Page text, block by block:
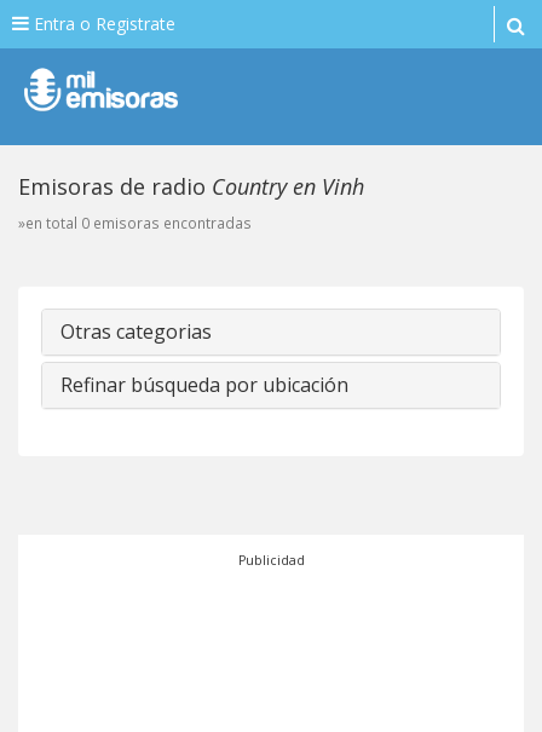
Entra o Registrate
Emisoras de radio Country en Vinh
»en total 0 emisoras encontradas
Otras categorias
Refinar búsqueda por ubicación
Publicidad